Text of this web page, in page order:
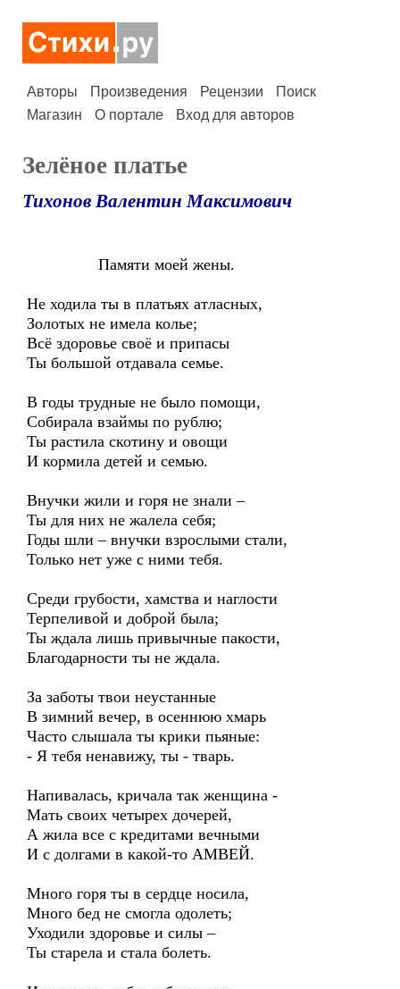
Авторы Произведения Рецензии
Поиск
Магазин
О портале Вход для авторов
Зелёное платье
Тихонов Валентин Максимович
Памяти моей жены.
Не ходила ты в платьях атласных,
Золотых не имела колье;
Всё здоровье своё и припасы
Ты большой отдавала семье.
В годы трудные не было помощи,
Собирала взаймы по рублю;
Ты растила скотину и овощи
И кормила детей и семью.
Внучки жили и горя не знали –
Ты для них не жалела себя;
Годы шли – внучки взрослыми стали,
Только нет уже с ними тебя.
Среди грубости, хамства и наглости
Терпеливой и доброй была;
Ты ждала лишь привычные пакости,
Благодарности ты не ждала.
За заботы твои неустанные
В зимний вечер, в осеннюю хмарь
Часто слышала ты крики пьяные:
- Я тебя ненавижу, ты - тварь.
Напивалась, кричала так женщина -
Мать своих четырех дочерей,
А жила все с кредитами вечными
И с долгами в какой-то АМВЕЙ.
Много горя ты в сердце носила,
Много бед не смогла одолеть;
Уходили здоровье и силы –
Ты старела и стала болеть.